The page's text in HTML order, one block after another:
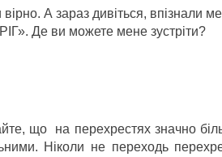
вiрно. А зараз дивiться,
Де ви можете мене зустрiти?
що на перехрестях значно
Ніколи не переходь